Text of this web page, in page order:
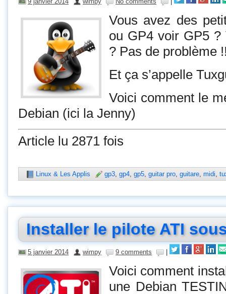
Vous avez des
ou GP4 voir GP5 ?
? Pas de problème
Et ça s’appelle
Voici comment le
Debian (ici la Jenny)
Article lu 2871 fois
Linux & Les Applis gp3 gp4 gp5 guitar pro guitare midi
Installer le pilote ATI
5 janvier 2014 wimpy 9 comments
Voici comment
une Debian